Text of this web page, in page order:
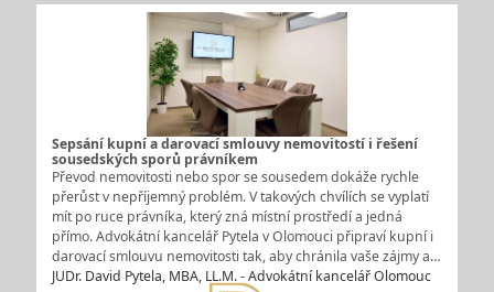
Sepsání kupní a darovací smlouvy nemovitostí i řešení
sousedských sporů právníkem
Převod nemovitosti nebo spor se sousedem dokáže rychle
přerůst v nepříjemný problém. V takových chvílích se vyplatí
mít po ruce právníka, který zná místní prostředí a jedná
přímo. Advokátní kancelář Pytela v Olomouci připraví kupní i
darovací smlouvu nemovitosti tak, aby chránila vaše zájmy a…
JUDr. David Pytela, MBA, LL.M. - Advokátní kancelář Olomouc